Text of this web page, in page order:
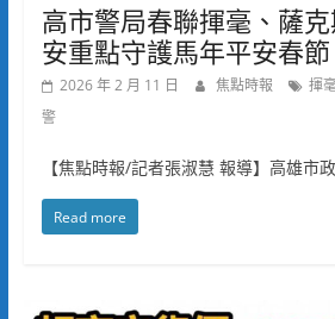
高市警局春聯揮毫、薩
安重點守護馬年平安春節
2026 年 2 月 11 日 焦點時報 揮
警
【焦點時報/記者張淑慧 報導】高雄市
Read more